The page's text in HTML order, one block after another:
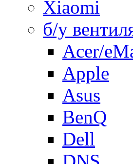
Xiaomi
б/у
Acer/
Apple
Asus
BenQ
Dell